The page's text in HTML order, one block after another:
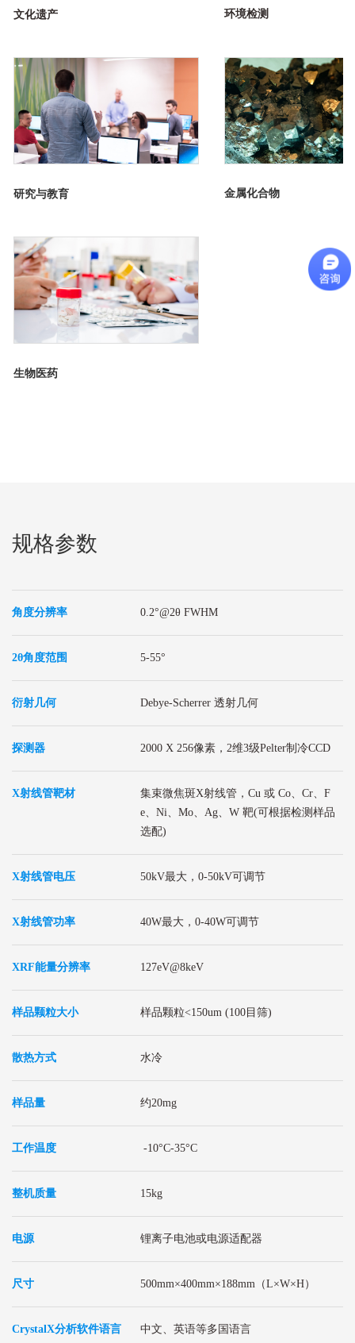
文化遗产 环境检测
研究与教育 金属化合物
生物医药
规格参数
角度分辨率 0.2°@2θ FWHM
2θ角度范围 5-55°
衍射几何 Debye-Scherrer 透射几何
探测器 2000 X 256像素，2维3级Pelter制冷CCD
X射线管靶材
集束微焦斑X射线管，Cu 或 Co、Cr、F
e、Ni、Mo、Ag、W 靶(可根据检测样品
选配)
X射线管电压 50kV最大，0-50kV可调节
X射线管功率 40W最大，0-40W可调节
XRF能量分辨率 127eV@8keV
样品颗粒大小 样品颗粒<150um (100目筛)
散热方式 水冷
样品量 约20mg
工作温度 -10°C-35°C
整机质量 15kg
电源 锂离子电池或电源适配器
尺寸 500mm×400mm×188mm（L×W×H）
CrystalX分析软件语言 中文、英语等多国语言